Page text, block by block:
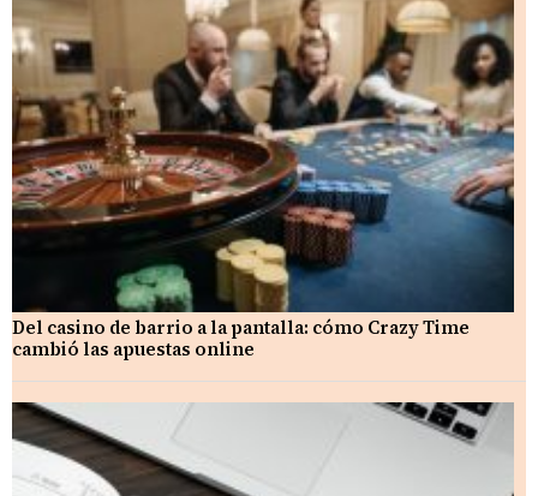
Del casino de barrio a la pantalla: cómo Crazy Time
cambió las apuestas online